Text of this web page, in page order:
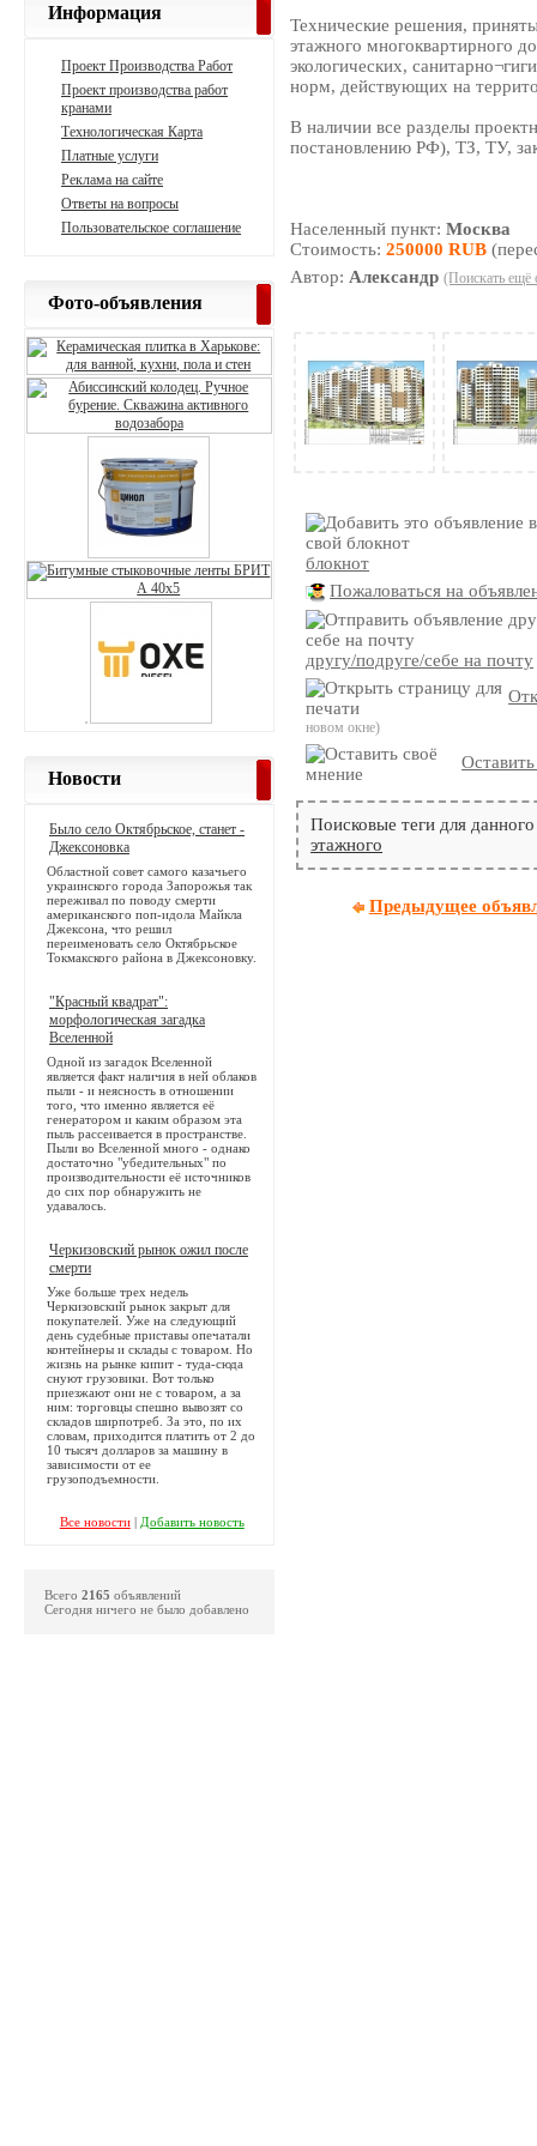
Технические решения,
этажного многоквартирного
экологических,
норм, действующих на
В наличии все разделы
постановлению РФ), ТЗ, ТУ,
Населенный пункт:Москва
Стоимость:250000 RUB
Автор: Александр (Поискать ещё
блокнот
Пожаловаться на
другу/подруге/себе на почту
новом окне)
Поисковые теги для
этажного
Предыдущее
Информация
Проект Производства Работ
Проект производства работ
кранами
Технологическая Карта
Платные услуги
Реклама на сайте
Ответы на вопросы
Пользовательское соглашение
Фото-объявления
Новости
Было село Октябрьское, станет -
Джексоновка
Областной совет самого казачьего
украинского города Запорожья так
переживал по поводу смерти
американского поп-идола Майкла
Джексона, что решил
переименовать село Октябрьское
Токмакского района в Джексоновку.
"Красный квадрат":
морфологическая загадка
Вселенной
Одной из загадок Вселенной
является факт наличия в ней облаков
пыли - и неясность в отношении
того, что именно является её
генератором и каким образом эта
пыль рассеивается в пространстве.
Пыли во Вселенной много - однако
достаточно "убедительных" по
производительности её источников
до сих пор обнаружить не
удавалось.
Черкизовский рынок ожил после
смерти
Уже больше трех недель
Черкизовский рынок закрыт для
покупателей. Уже на следующий
день судебные приставы опечатали
контейнеры и склады с товаром. Но
жизнь на рынке кипит - туда-сюда
снуют грузовики. Вот только
приезжают они не с товаром, а за
ним: торговцы спешно вывозят со
складов ширпотреб. За это, по их
словам, приходится платить от 2 до
10 тысяч долларов за машину в
зависимости от ее
грузоподъемности.
Все новости| Добавить новость
Всего 2165 объявлений
Сегодня ничего не было добавлено